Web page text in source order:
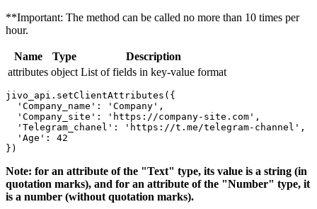
**Important: The method can be called no more than 10 times per
hour.
Name Type
Description
attributes object List of fields in key-value format
jivo_api.setClientAttributes({
  'Company_name': 'Company',
  'Company_site': 'https://company-site.com',
  'Telegram_chanel': 'https://t.me/telegram-channel',
  'Age': 42
Note: for an attribute of the "Text" type, its value is a string (in
quotation marks), and for an attribute of the "Number" type, it
is a number (without quotation marks).